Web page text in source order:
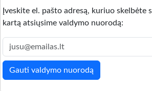
Įveskite el. pašto adresą, kuriuo skelbėte
kartą atsiųsime valdymo nuorodą:
Gauti valdymo nuorodą